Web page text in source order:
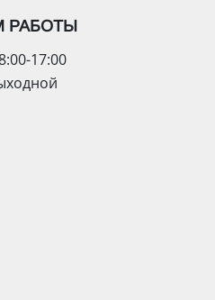
РАБОТЫ
17:00